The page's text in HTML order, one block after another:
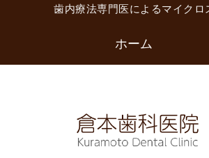
歯内療法専門医によるマイクロ
ホーム